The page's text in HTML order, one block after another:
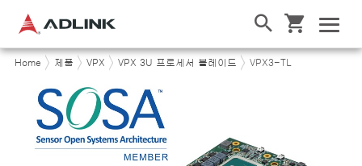
Home 제품 VPX VPX 3U 프로세서 블레이드 VPX3-TL